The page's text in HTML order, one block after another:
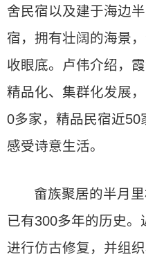
舍民宿以及建于海边
宿，拥有壮阔的海景
收眼底。卢伟介绍，
精品化、集群化发展
0多家，精品民宿近50
感受诗意生活。
畲族聚居的半月
已有300多年的历史
进行仿古修复，并组